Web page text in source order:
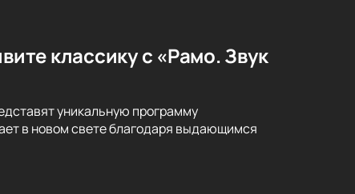
классику с «Рамо. Звук
уникальную программу
в новом свете благодаря выдающимся